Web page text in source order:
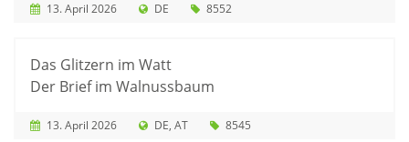
13. April 2026 DE 8552
Das Glitzern im Watt
Der Brief im Walnussbaum
13. April 2026 DE AT 8545